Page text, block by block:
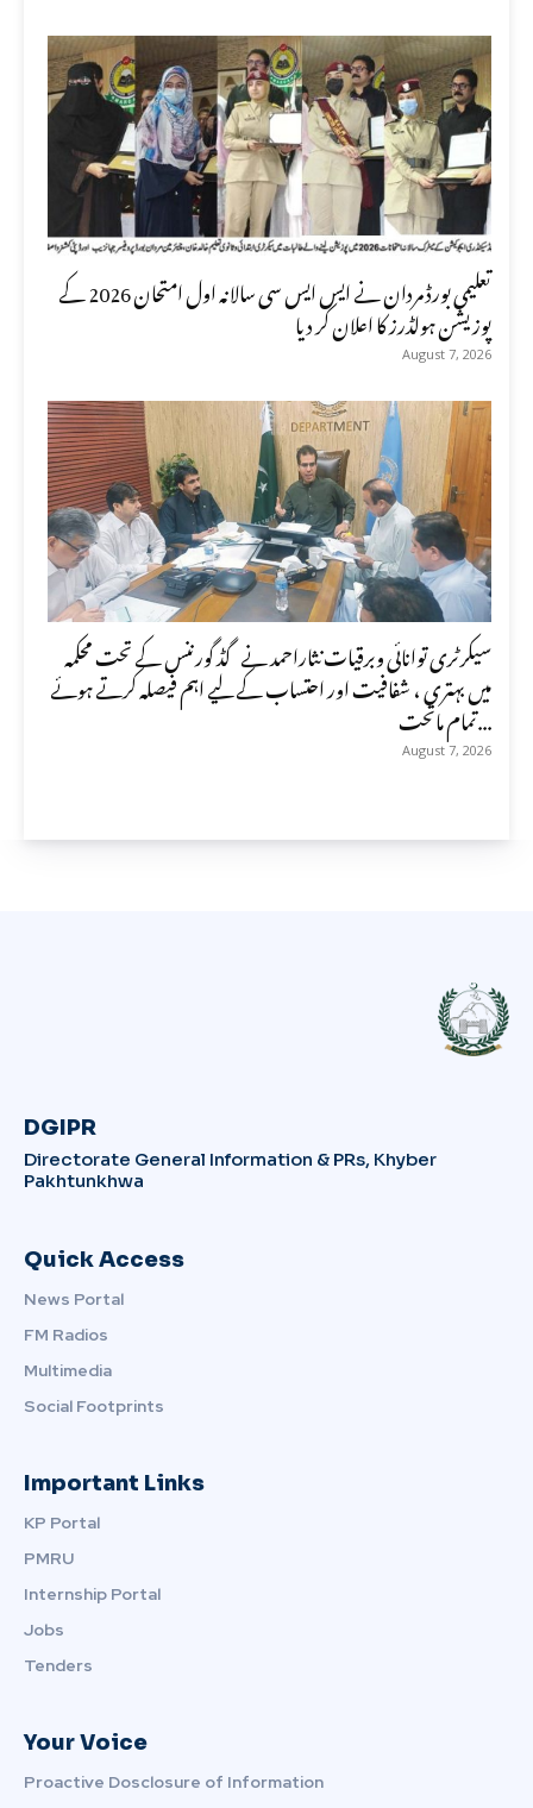
تعلیمی بورڈ مردان نے ایس ایس سی سالانہ اول امتحان 2026 کے
پوزیشن ہولڈرز کا اعلان کر دیا
August 7, 2026
سیکرٹری توانائی وبرقیات نثاراحمد نے گڈ گورننس کے تحت محکمہ
میں بہتری ، شفافیت اور احتساب کے لیے اہم فیصلہ کرتے ہوئے
تمام ماتحت...
August 7, 2026
DGIPR
Directorate General Information & PRs, Khyber
Pakhtunkhwa
Quick Access
News Portal
FM Radios
Multimedia
Social Footprints
Important Links
KP Portal
PMRU
Internship Portal
Jobs
Tenders
Your Voice
Proactive Dosclosure of Information